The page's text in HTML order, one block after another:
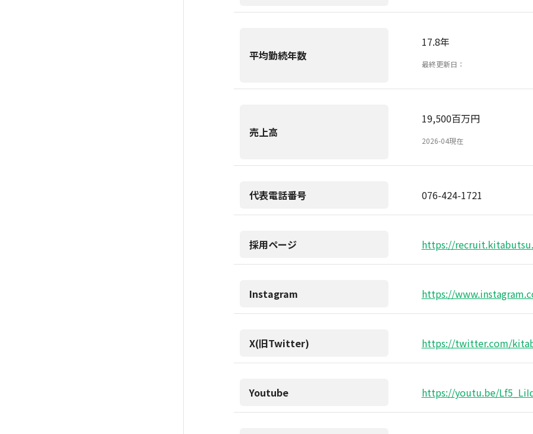
平均勤続年数
17.8年
最終更新日：
売上高
19,500百万円
2026-04現在
代表電話番号 076-424-1721
採用ページ https://
Instagram https://
X(旧Twitter) https://twitter.com/
Youtube https://youtu.be/